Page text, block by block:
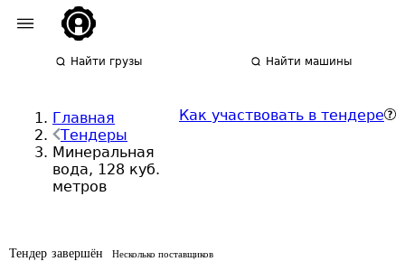
Найти грузы Найти машины
Главная
Тендеры
Минеральная
вода, 128 куб.
метров
Как участвовать в тендере
Тендер завершён Несколько поставщиков